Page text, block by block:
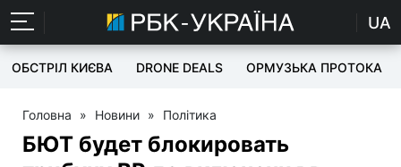
UA
ОБСТРІЛ КИЄВА DRONE DEALS ОРМУЗЬКА ПРОТОКА
Головна » Новини » Політика
БЮТ будет блокировать